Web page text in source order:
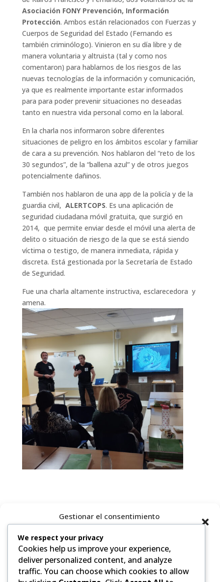
Gestionar el consentimiento
de las cookies
Para ofrecer las mejores experiencias, utilizamos tecnologías como
las cookies para almacenar y/o acceder a la información del
dispositivo. El consentimiento de estas tecnologías nos permitirá
procesar datos como el comportamiento de navegación o las
Asociación FONY Prevención, Información
Protección. Ambos están relacionados con Fuerzas y
Cuerpos de Seguridad del Estado (Fernando es
también criminólogo). Vinieron en su día libre y de
manera voluntaria y altruista (tal y como nos
comentaron) para hablarnos de los riesgos de las
nuevas tecnologías de la información y comunicación,
ya que es realmente importante estar informados
para para poder prevenir situaciones no deseadas
tanto en nuestra vida personal como en la laboral.
En la charla nos informaron sobre diferentes
situaciones de peligro en los ámbitos escolar y familiar
de cara a su prevención. Nos hablaron del “reto de los
30 segundos”, de la “ballena azul” y de otros juegos
potencialmente dañinos.
También nos hablaron de una app de la policía y de la
guardia civil, ALERTCOPS. Es una aplicación de
seguridad ciudadana móvil gratuita, que surgió en
2014, que permite enviar desde el móvil una alerta de
delito o situación de riesgo de la que se está siendo
víctima o testigo, de manera inmediata, rápida y
discreta. Está gestionada por la Secretaría de Estado
de Seguridad.
Fue una charla altamente instructiva, esclarecedora y
amena.
We respect your privacy
Cookies help us improve your experience,
deliver personalized content, and analyze
traffic. You can choose which cookies to allow